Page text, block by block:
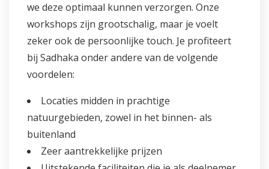
we deze optimaal kunnen verzorgen. Onze
workshops zijn grootschalig, maar je voelt
zeker ook de persoonlijke touch. Je profiteert
bij Sadhaka onder andere van de volgende
voordelen:
Locaties midden in prachtige
natuurgebieden, zowel in het binnen- als
buitenland
Zeer aantrekkelijke prijzen